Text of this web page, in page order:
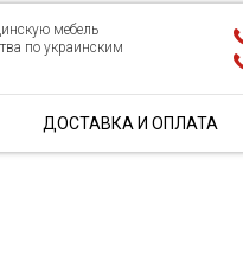
мебель
по украинским
ДОСТАВКА И ОПЛАТА